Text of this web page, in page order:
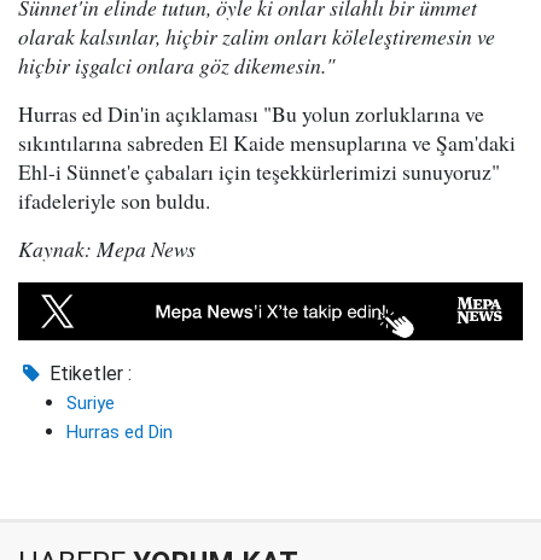
Sünnet'in elinde tutun, öyle ki onlar silahlı bir ümmet
olarak kalsınlar, hiçbir zalim onları köleleştiremesin ve
hiçbir işgalci onlara göz dikemesin."
Hurras ed Din'in açıklaması "Bu yolun zorluklarına ve
sıkıntılarına sabreden El Kaide mensuplarına ve Şam'daki
Ehl-i Sünnet'e çabaları için teşekkürlerimizi sunuyoruz"
ifadeleriyle son buldu.
Kaynak: Mepa News
Etiketler :
Suriye
Hurras ed Din